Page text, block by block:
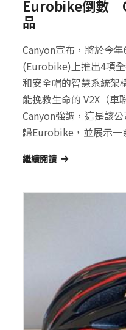
Eurobike倒數
品
Canyon宣布，將於今
(Eurobike)上推出4項
和安全帽的智慧系統架
能挽救生命的 V2X（車
Canyon強調，這是該
歸Eurobike，並展示一
繼續閱讀